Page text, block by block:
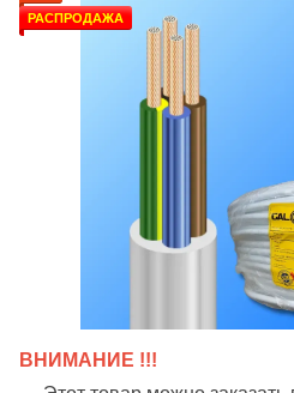
РАСПРОДАЖА
ВНИМАНИЕ !!!